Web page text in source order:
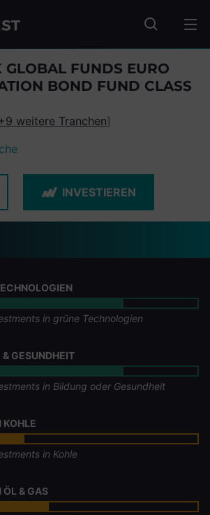
Fonds
GLOBAL FUNDS EURO
BOND FUND CLASS
weitere Tranchen]
INVESTIEREN
in grüne Technologien
& GESUNDHEIT
in Bildung oder Gesundheit
KOHLE
in Kohle
ÖL & GAS